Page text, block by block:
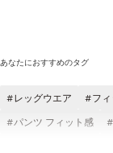
あなたにおすすめのタグ
レッグウエア フ
パンツ フィット感